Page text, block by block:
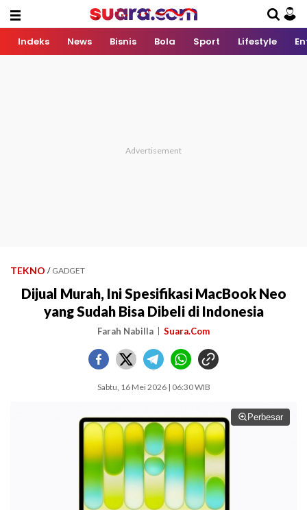
Indeks News Bisnis Bola Sport Lifestyle
TEKNO / GADGET
Dijual Murah, Ini Spesifikasi MacBook Neo
yang Sudah Bisa Dibeli di Indonesia
Farah Nabilla Suara.Com
Sabtu, 16 Mei 2026 | 06:30 WIB
Perbesar